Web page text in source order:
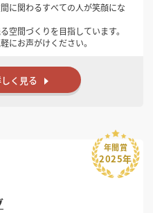
に関わるすべての人が笑顔にな
空間づくりを目指しています。
にお声がけください。
く見る
年間賞
2025年